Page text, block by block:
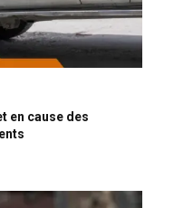
en cause des